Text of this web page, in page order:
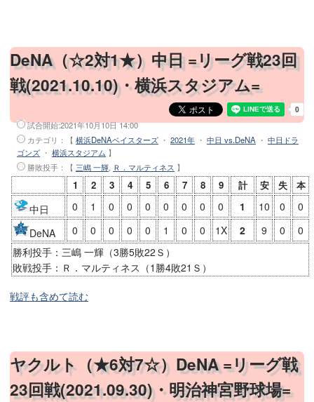
DeNA（☆2対1★）中日 =リーグ戦23回
戦(2021.10.10)・横浜スタジアム=
試合開始:2021年10月10日 14:00
カテゴリ：【 横浜DeNAベイスターズ ・ 2021年 ・ 中日 vs.DeNA ・ 中日ドラ
ゴンズ ・ 横浜スタジアム 】
勝敗投手 ：【 三嶋 一輝, Ｒ．マルティネス 】
1 2 3 4 5 6 7 8 9 計 安 失 本
中日 0 1 0 0 0 0 0 0 0 1 10 0
0
DeNA
0 0 0 0 0 1 0 0 1X 2 9 0
0
勝利投手：三嶋 一輝（3勝5敗22Ｓ）
敗戦投手：Ｒ．マルティネス（1勝4敗21Ｓ）
戦評も含めて読む
ヤクルト（★6対7☆）DeNA =リーグ戦
23回戦(2021.09.30)・明治神宮野球場=